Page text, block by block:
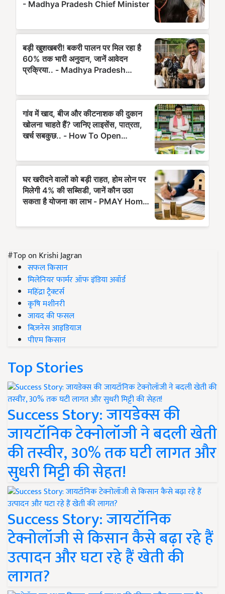
#Top on Krishi Jagran
सफल किसान
मिलेनियर फार्मर ऑफ इंडिया अवॉर्ड
महिंद्रा ट्रैक्टर्स
कृषि मशीनरी
जायद की फसल
बिज़नेस आइडियाज
पीएम किसान
Top Stories
Success Story: जायडेक्स की
जायटॉनिक टेक्नोलॉजी ने बदली खेती
की तस्वीर, 30% तक घटी लागत और
सुधरी मिट्टी की सेहत!
Success Story: जायटॉनिक
टेक्नोलॉजी से किसान कैसे बढ़ा रहे हैं
उत्पादन और घटा रहे हैं खेती की
लागत?